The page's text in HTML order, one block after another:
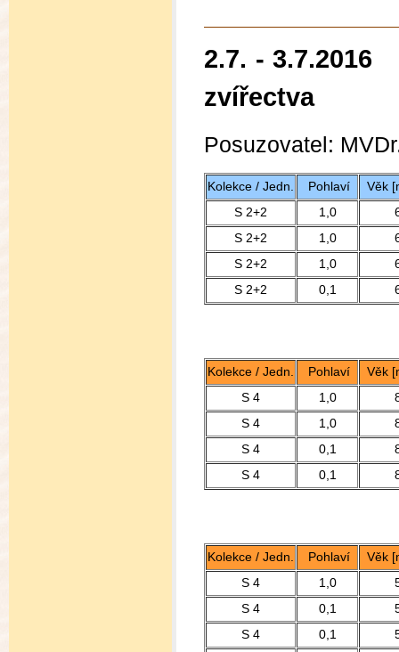
2.7. - 3.7.2016
zvířectva
Posuzovatel:
Kolekce / Jedn. Pohlaví
Věk
S 2+2
1,0
S 2+2
1,0
S 2+2
1,0
S 2+2
0,1
Kolekce / Jedn. Pohlaví
Věk
S 4
1,0
S 4
1,0
S 4
0,1
S 4
0,1
Kolekce / Jedn. Pohlaví
Věk
S 4
1,0
S 4
0,1
S 4
0,1